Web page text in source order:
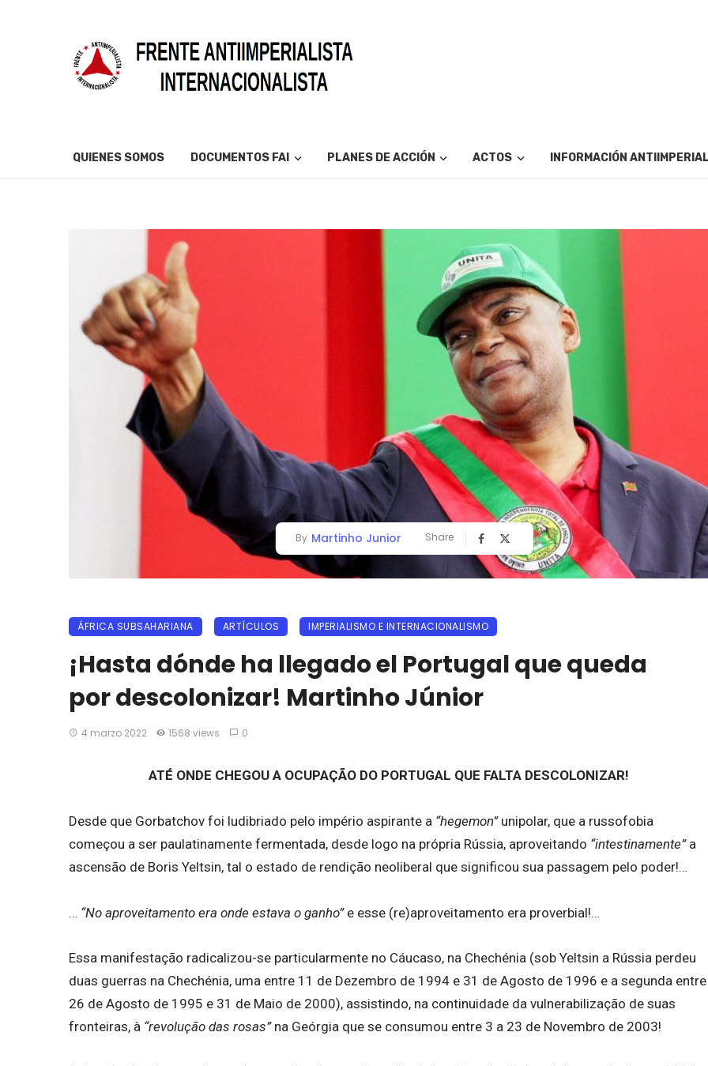
QUIENES SOMOS DOCUMENTOS FAI PLANES DE ACCIÓN ACTOS INFORMACIÓN
By Martinho Junior Share
ÁFRICA SUBSAHARIANA ARTÍCULOS IMPERIALISMO E INTERNACIONALISMO
¡Hasta dónde ha llegado el Portugal que queda
por descolonizar! Martinho Júnior
4 marzo 2022 1568 views 0
ATÉ ONDE CHEGOU A OCUPAÇÃO DO PORTUGAL QUE FALTA DESCOLONIZAR!
Desde que Gorbatchov foi ludibriado pelo império aspirante a “hegemon”unipolar, que a russofobia
começou a ser paulatinamente fermentada, desde logo na própria Rússia, aproveitando “intestinamente” a
ascensão de Boris Yeltsin, tal o estado de rendição neoliberal que significou sua passagem pelo poder!…
… “No aproveitamento era onde estava o ganho”e esse (re)aproveitamento era proverbial!…
Essa manifestação radicalizou-se particularmente no Cáucaso, na Chechénia (sob Yeltsin a Rússia perdeu
duas guerras na Chechénia, uma entre 11 de Dezembro de 1994 e 31 de Agosto de 1996 e a segunda entre
26 de Agosto de 1995 e 31 de Maio de 2000), assistindo, na continuidade da vulnerabilização de suas
fronteiras, à “revolução das rosas”na Geórgia que se consumou entre 3 a 23 de Novembro de 2003!